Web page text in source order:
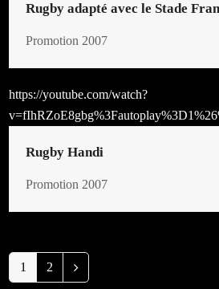
Rugby adapté avec le Stade
Promotion 2007
https://youtube.com/watch?
Rugby Handi
Promotion 2007
Page
1 Page
2 Suivant